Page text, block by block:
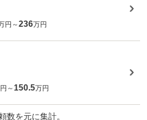
円～236万円
～150.5万円
を元に集計。